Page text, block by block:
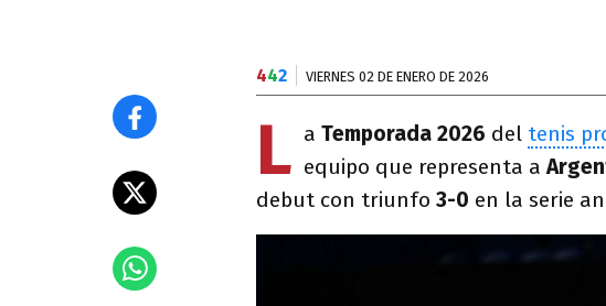
442 VIERNES 02 DE ENERO DE 2026
L a Temporada 2026 del tenis
equipo que representa a
debut con triunfo 3-0 en la serie